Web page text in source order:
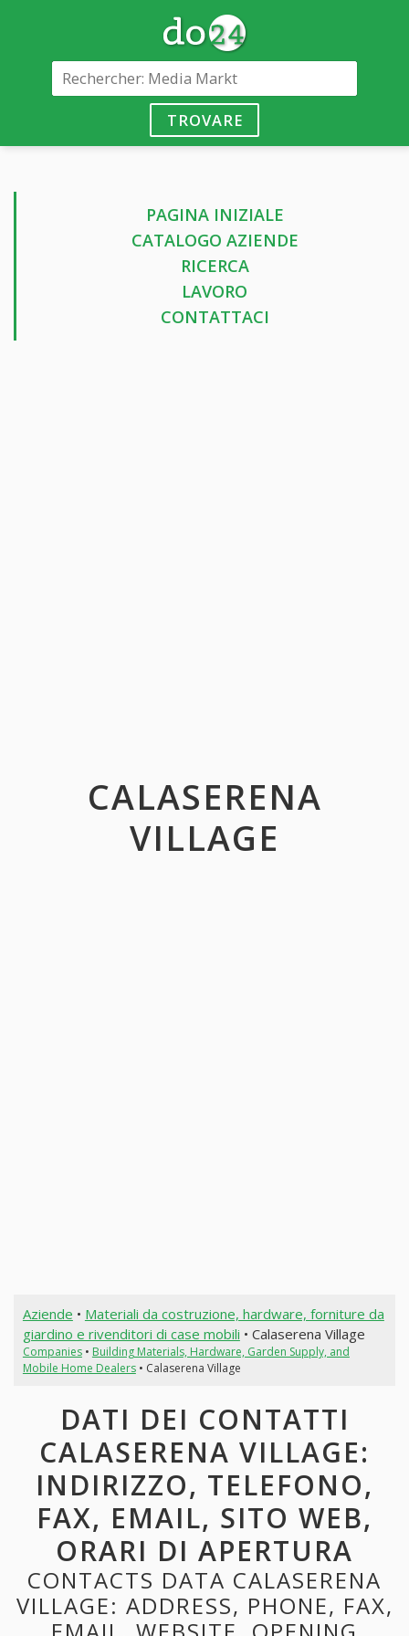
TROVARE
PAGINA INIZIALE
CATALOGO AZIENDE
RICERCA
LAVORO
CONTATTACI
CALASERENA
VILLAGE
Aziende • Materiali da costruzione, hardware, forniture da
giardino e rivenditori di case mobili • Calaserena Village
Companies• Building Materials, Hardware, Garden Supply, and
Mobile Home Dealers• Calaserena Village
DATI DEI CONTATTI
CALASERENA VILLAGE:
INDIRIZZO, TELEFONO,
FAX, EMAIL, SITO WEB,
ORARI DI APERTURA
CONTACTS DATA CALASERENA
VILLAGE: ADDRESS, PHONE, FAX,